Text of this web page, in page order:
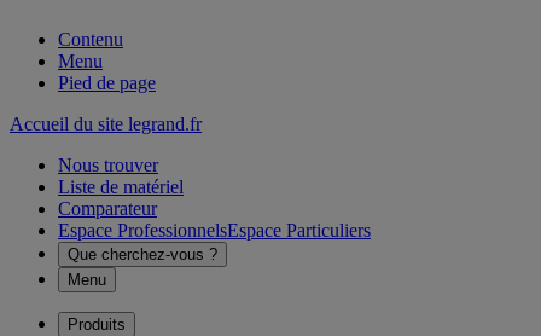
Contenu
Menu
Pied de page
Accueil du site legrand.fr
Nous trouver
Liste de matériel
Comparateur
Espace ProfessionnelsEspace Particuliers
Que cherchez-vous ?
Menu
Produits